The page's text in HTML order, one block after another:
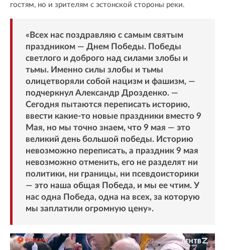
гостям, но и зрителям с эстонской стороны реки.
«Всех нас поздравляю с самым святым
праздником — Днем Победы. Победы
светлого и доброго над силами злобы и
тьмы. Именно силы злобы и тьмы
олицетворяли собой нацизм и фашизм, —
подчеркнул Александр Дрозденко. —
Сегодня пытаются переписать историю,
ввести какие-то новые праздники вместо 9
Мая, но мы точно знаем, что 9 мая — это
великий день большой победы. Историю
невозможно переписать, а праздник 9 мая
невозможно отменить, его не разделят ни
политики, ни границы, ни псевдоисторики
— это наша общая Победа, и мы ее чтим. У
нас одна Победа, одна на всех, за которую
мы заплатили огромную цену».